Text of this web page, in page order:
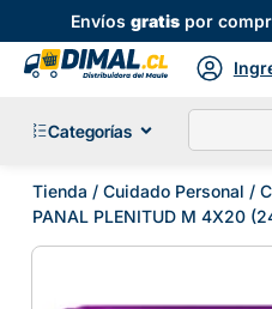
Envíosgratis por
Categorías
Tienda / Cuidado Personal /
PANAL PLENITUD M 4X20